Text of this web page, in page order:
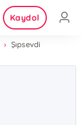
Kaydol
Şıpsevdi